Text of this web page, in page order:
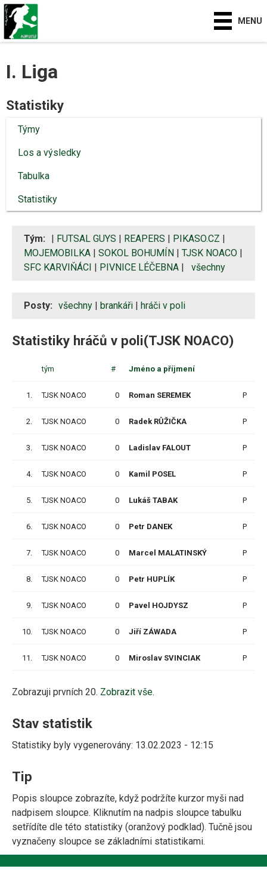
MENU
I. Liga
Statistiky
Týmy
Los a výsledky
Tabulka
Statistiky
Tým: FUTSAL GUYS REAPERS PIKASO.CZ
MOJEMOBILKA
SOKOL BOHUMÍN TJSK NOACO
SFC KARVIŇÁCI
PIVNICE LÉČEBNA všechny
Posty: všechny brankáři hráči v poli
Statistiky hráčů v poli(TJSK NOACO)
tým # Jméno a příjmení
1. TJSK NOACO 0 Roman SEREMEK P
2. TJSK NOACO 0 Radek RŮŽIČKA P
3. TJSK NOACO 0 Ladislav FALOUT P
4. TJSK NOACO 0 Kamil POSEL P
5. TJSK NOACO 0 Lukáš TABAK P
6. TJSK NOACO 0 Petr DANEK P
7. TJSK NOACO 0 Marcel MALATINSKÝ P
8. TJSK NOACO 0 Petr HUPLÍK P
9. TJSK NOACO 0 Pavel HOJDYSZ P
10. TJSK NOACO 0 Jiří ZÁWADA P
11. TJSK NOACO 0 Miroslav SVINCIAK P
Zobrazuji prvních 20. Zobrazit vše.
Stav statistik
Statistiky byly vygenerovány: 13.02.2023 - 12:15
Tip
Popis sloupce zobrazíte, když podržíte kurzor myši nad
nadpisem sloupce. Kliknutím na nadpis sloupce tabulku
setřídíte dle této statistiky (oranžový podklad). Tučně jsou
vyznačeny sloupce se základními statistikami.